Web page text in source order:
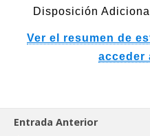
Disposición
Ver el resumen de
acceder
Entrada Anterior